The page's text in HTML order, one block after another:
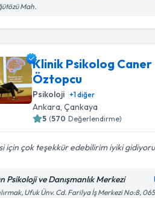
Mah.
Klinik Psikolog Caner
Öztopcu
Psikoloji +1diğer
Ankara, Çankaya
5 (570 Değerlendirme)
için çok teşekkür edebilirim iyiki
Psikoloji ve Danışmanlık Merkezi
Ufuk Ünv. Cd. Farilya İş Merkezi No:8,